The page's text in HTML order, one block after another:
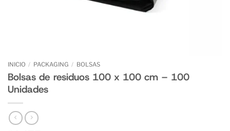
INICIO / PACKAGING / BOLSAS
Bolsas de residuos 100 x 100 cm – 100
Unidades